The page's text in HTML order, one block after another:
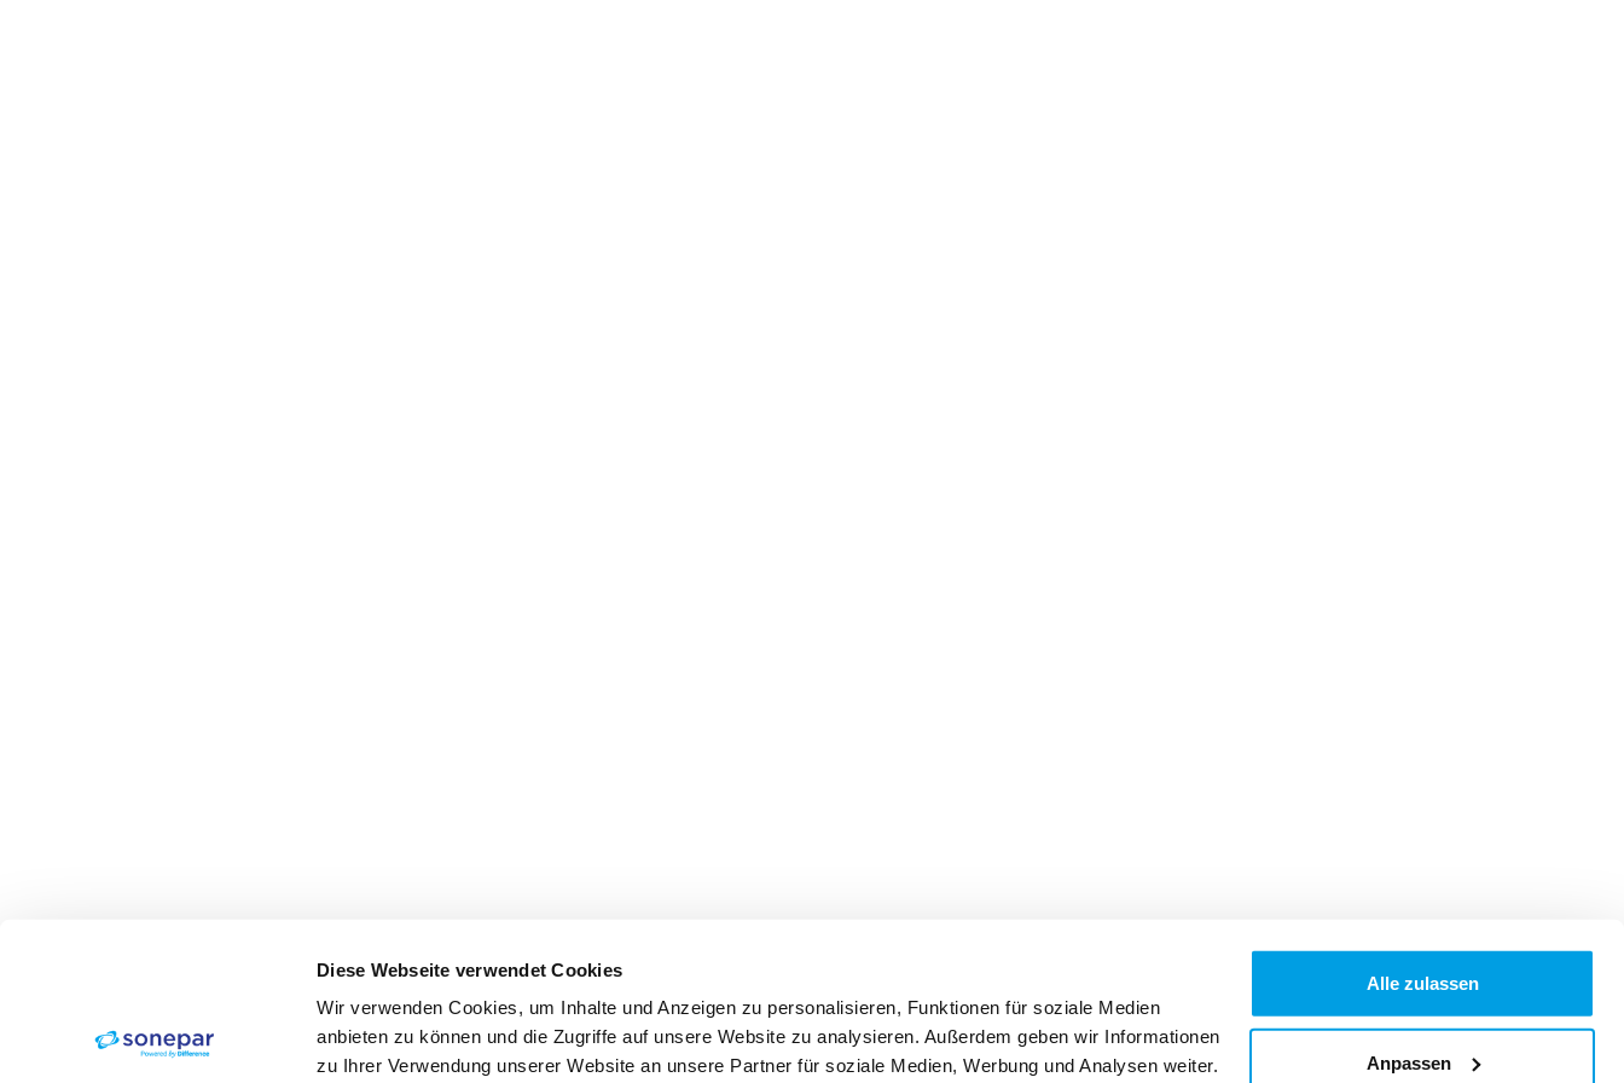
Diese Webseite verwendet Cookies
Wir verwenden Cookies, um Inhalte und Anzeigen zu personalisieren, Funktionen für soziale Medien
anbieten zu können und die Zugriffe auf unsere Website zu analysieren. Außerdem geben wir Informationen
zu Ihrer Verwendung unserer Website an unsere Partner für soziale Medien, Werbung und Analysen weiter.
Alle zulassen
Anpassen